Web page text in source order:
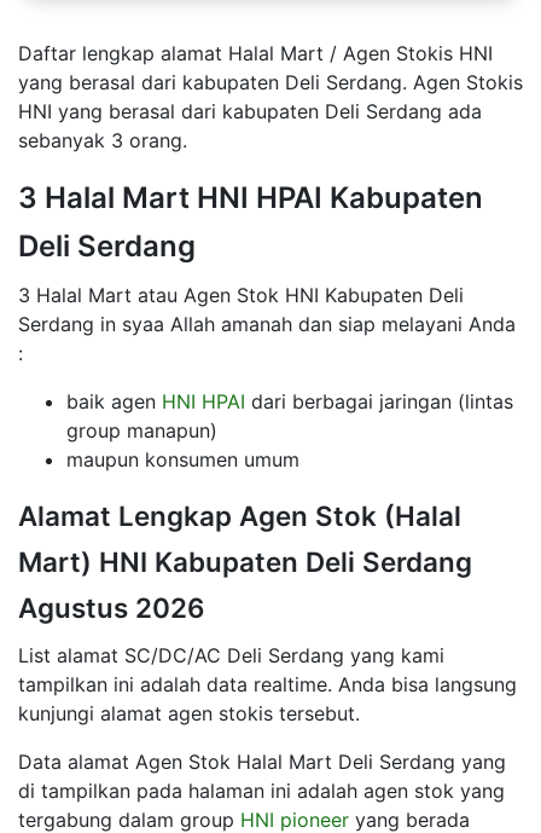
Daftar lengkap alamat Halal Mart / Agen Stokis HNI
yang berasal dari kabupaten Deli Serdang. Agen Stokis
HNI yang berasal dari kabupaten Deli Serdang ada
sebanyak 3 orang.
3 Halal Mart HNI HPAI Kabupaten
Deli Serdang
3 Halal Mart atau Agen Stok HNI Kabupaten Deli
Serdang in syaa Allah amanah dan siap melayani Anda
:
baik agen HNI HPAI dari berbagai jaringan (lintas
group manapun)
maupun konsumen umum
Alamat Lengkap Agen Stok (Halal
Mart) HNI Kabupaten Deli Serdang
Agustus 2026
List alamat SC/DC/AC Deli Serdang yang kami
tampilkan ini adalah data realtime. Anda bisa langsung
kunjungi alamat agen stokis tersebut.
Data alamat Agen Stok Halal Mart Deli Serdang yang
di tampilkan pada halaman ini adalah agen stok yang
tergabung dalam group HNI pioneer yang berada